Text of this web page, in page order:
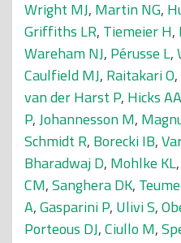
Wright MJ, Martin NG,
Griffiths LR, Tiemeier H,
Wareham NJ, Pérusse L,
Caulfield MJ, Raitakari O,
van der Harst P, Hicks AA
P,Johannesson M,
Schmidt R, Borecki IB,
Bharadwaj D, Mohlke KL,
CM,Sanghera DK,
A,Gasparini P, Ulivi S,
Porteous DJ,Ciullo M,